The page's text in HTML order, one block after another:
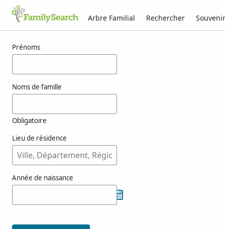
Arbre Familial Rechercher
Prénoms
Noms de famille
Obligatoire
Lieu de résidence
Année de naissance